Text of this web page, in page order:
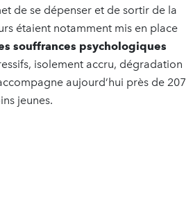
de se dépenser et de sortir de la
étaient notamment mis en place
souffrances psychologiques
isolement accru, dégradation
aujourd’hui près de 207
jeunes.